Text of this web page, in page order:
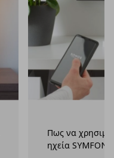
Πως να
ηχεία